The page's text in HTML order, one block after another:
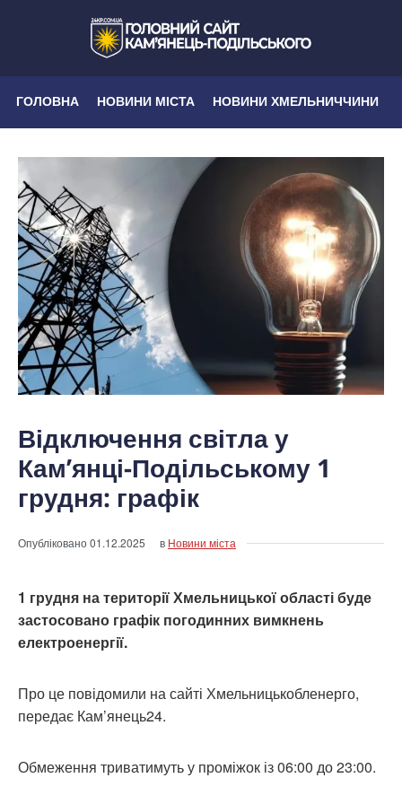
ГОЛОВНА НОВИНИ МІСТА НОВИНИ ХМЕЛЬНИЧЧИНИ
Відключення світла у
Кам’янці-Подільському 1
грудня: графік
Опубліковано01.12.2025 в Новини міста
1 грудня на території Хмельницької області буде
застосовано графік погодинних вимкнень
електроенергії.
Про це повідомили на сайті Хмельницькобленерго,
передає Кам’янець24.
Обмеження триватимуть у проміжок із 06:00 до 23:00.